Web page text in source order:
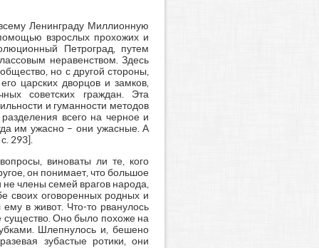
Ленинграду Миллионную
взрослых прохожих и
Петроград, путем
неравенством. Здесь
но с другой стороны,
царских дворцов и замков,
советских граждан. Эта
и гуманности методов
всего на черное и
им ужасно – они ужасные. А
293].
виноваты ли те, кого
он понимает, что большое
члены семей врагов народа,
своих оговоренных родных и
в живот. Что-то рванулось
существо. Оно было похоже на
Шлепнулось и, бешено
зубастые ротики, они